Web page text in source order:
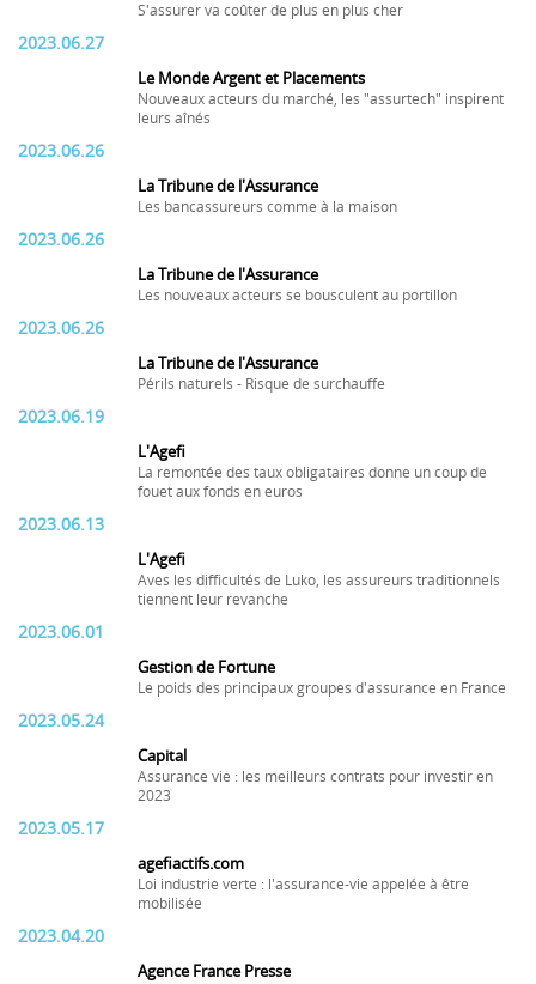
S'assurer va coûter de plus en plus cher
2023.06.27
Le Monde Argent et Placements
Nouveaux acteurs du marché, les "assurtech" inspirent
leurs aînés
2023.06.26
La Tribune de l'Assurance
Les bancassureurs comme à la maison
2023.06.26
La Tribune de l'Assurance
Les nouveaux acteurs se bousculent au portillon
2023.06.26
La Tribune de l'Assurance
Périls naturels - Risque de surchauffe
2023.06.19
L'Agefi
La remontée des taux obligataires donne un coup de
fouet aux fonds en euros
2023.06.13
L'Agefi
Aves les difficultés de Luko, les assureurs traditionnels
tiennent leur revanche
2023.06.01
Gestion de Fortune
Le poids des principaux groupes d'assurance en France
2023.05.24
Capital
Assurance vie : les meilleurs contrats pour investir en
2023
2023.05.17
agefiactifs.com
Loi industrie verte : l'assurance-vie appelée à être
mobilisée
2023.04.20
Agence France Presse